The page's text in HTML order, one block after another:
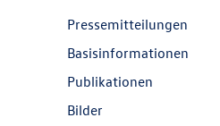
Pressemitteilungen
Basisinformationen
Publikationen
Bilder